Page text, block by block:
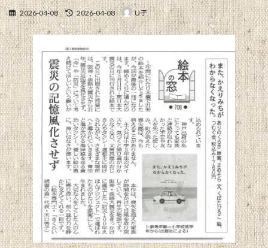
2026-04-08
最
終
更
日
時
:
2026-04-08 U子